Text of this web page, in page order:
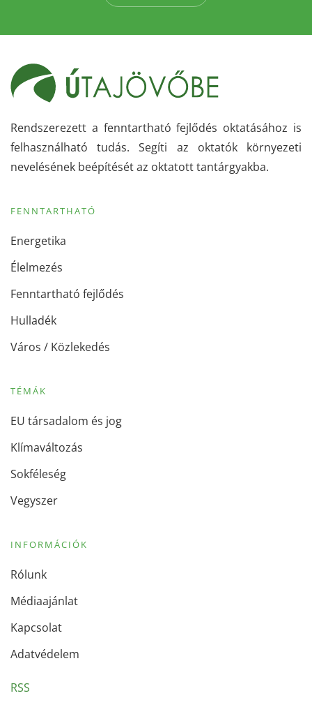
Rendszerezett a fenntartható fejlődés oktatásához is
felhasználható tudás. Segíti az oktatók környezeti
nevelésének beépítését az oktatott tantárgyakba.
FENNTARTHATÓ
Energetika
Élelmezés
Fenntartható fejlődés
Hulladék
Város / Közlekedés
TÉMÁK
EU társadalom és jog
Klímaváltozás
Sokféleség
Vegyszer
INFORMÁCIÓK
Rólunk
Médiaajánlat
Kapcsolat
Adatvédelem
RSS